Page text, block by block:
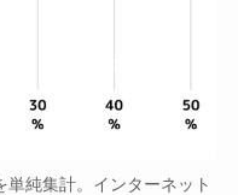
純集計。インターネット